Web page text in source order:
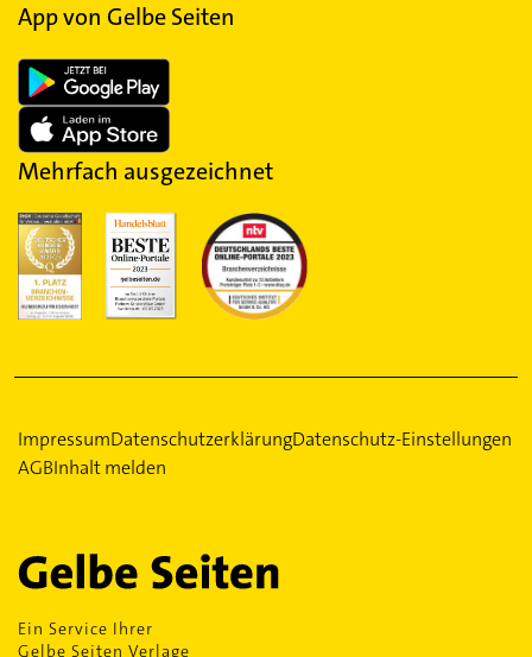
App von Gelbe Seiten
Mehrfach ausgezeichnet
ImpressumDatenschutzerklärungDatenschutz-Einstellungen
AGBInhalt melden
Ein Service Ihrer
Gelbe Seiten Verlage